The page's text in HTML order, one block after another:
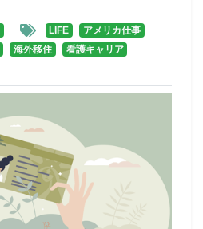
LIFE
アメリカ仕事
海外移住
看護キャリア